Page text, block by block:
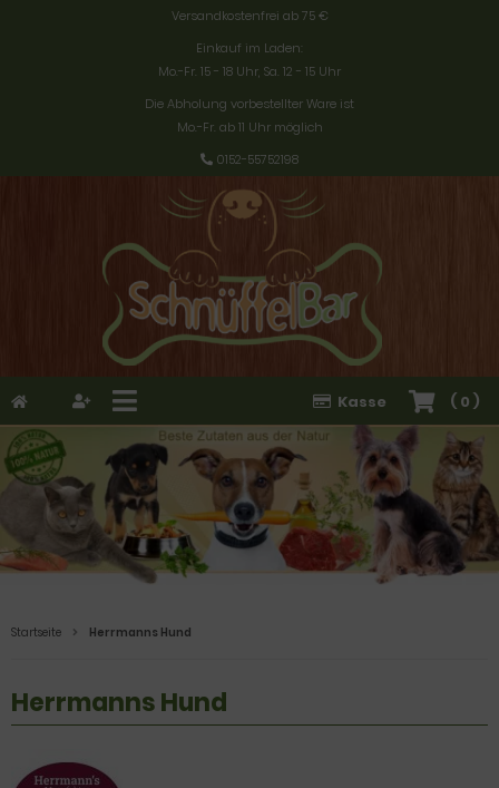
Versandkostenfrei ab 75 €
Einkauf im Laden:
Mo.-Fr. 15 - 18 Uhr, Sa. 12 - 15 Uhr
Die Abholung vorbestellter Ware ist
Mo.-Fr. ab 11 Uhr möglich
0152-55752198
( 0 )
Kasse
Startseite Herrmanns Hund
Herrmanns Hund